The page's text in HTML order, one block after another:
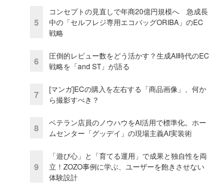
5
コンセプトの見直しで年商20億円規模へ 急成長
中の「セルフレジ専用エコバッグORIBA」のEC
戦略
6
圧倒的レビュー数をどう活かす？生成AI時代のEC
戦略を「and ST」が語る
7
[マンガ]ECの購入を左右する「商品画像」、何か
ら撮影すべき？
8
ベテラン店員のノウハウをAI活用で標準化。ホー
ムセンター「グッデイ」の現場主義AI実装術
9
「遊び心」と「育てる運用」で成果と独自性を両
立！ZOZO事例に学ぶ、ユーザーを飽きさせない
体験設計